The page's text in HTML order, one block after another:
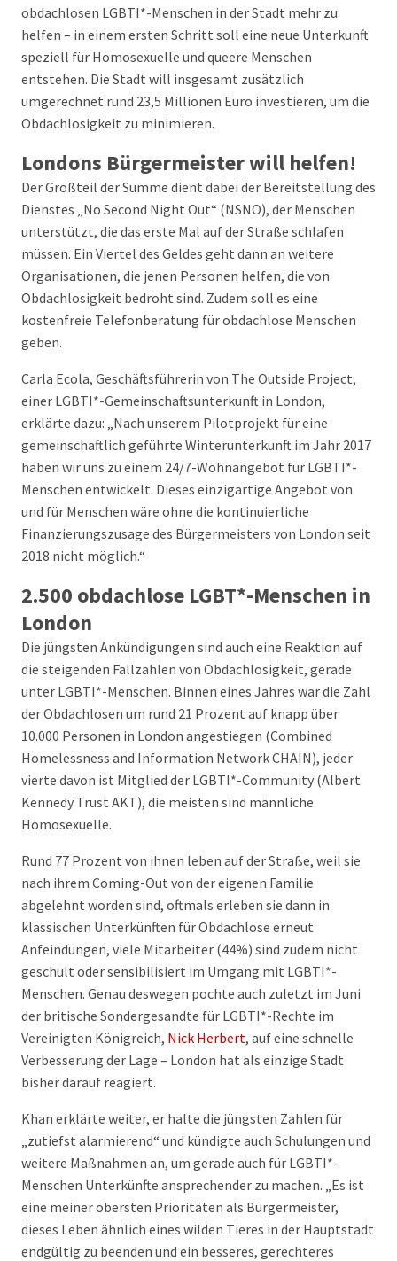
obdachlosen LGBTI*-Menschen in der Stadt mehr zu
helfen – in einem ersten Schritt soll eine neue Unterkunft
speziell für Homosexuelle und queere Menschen
entstehen. Die Stadt will insgesamt zusätzlich
umgerechnet rund 23,5 Millionen Euro investieren, um die
Obdachlosigkeit zu minimieren.
Londons Bürgermeister will helfen!
Der Großteil der Summe dient dabei der Bereitstellung des
Dienstes „No Second Night Out“ (NSNO), der Menschen
unterstützt, die das erste Mal auf der Straße schlafen
müssen. Ein Viertel des Geldes geht dann an weitere
Organisationen, die jenen Personen helfen, die von
Obdachlosigkeit bedroht sind. Zudem soll es eine
kostenfreie Telefonberatung für obdachlose Menschen
geben.
Carla Ecola, Geschäftsführerin von The Outside Project,
einer LGBTI*-Gemeinschaftsunterkunft in London,
erklärte dazu: „Nach unserem Pilotprojekt für eine
gemeinschaftlich geführte Winterunterkunft im Jahr 2017
haben wir uns zu einem 24/7-Wohnangebot für LGBTI*-
Menschen entwickelt. Dieses einzigartige Angebot von
und für Menschen wäre ohne die kontinuierliche
Finanzierungszusage des Bürgermeisters von London seit
2018 nicht möglich.“
2.500 obdachlose LGBT*-Menschen in
London
Die jüngsten Ankündigungen sind auch eine Reaktion auf
die steigenden Fallzahlen von Obdachlosigkeit, gerade
unter LGBTI*-Menschen. Binnen eines Jahres war die Zahl
der Obdachlosen um rund 21 Prozent auf knapp über
10.000 Personen in London angestiegen (Combined
Homelessness and Information Network CHAIN), jeder
vierte davon ist Mitglied der LGBTI*-Community (Albert
Kennedy Trust AKT), die meisten sind männliche
Homosexuelle.
Rund 77 Prozent von ihnen leben auf der Straße, weil sie
nach ihrem Coming-Out von der eigenen Familie
abgelehnt worden sind, oftmals erleben sie dann in
klassischen Unterkünften für Obdachlose erneut
Anfeindungen, viele Mitarbeiter (44%) sind zudem nicht
geschult oder sensibilisiert im Umgang mit LGBTI*-
Menschen. Genau deswegen pochte auch zuletzt im Juni
der britische Sondergesandte für LGBTI*-Rechte im
Vereinigten Königreich, Nick Herbert, auf eine schnelle
Verbesserung der Lage – London hat als einzige Stadt
bisher darauf reagiert.
Khan erklärte weiter, er halte die jüngsten Zahlen für
„zutiefst alarmierend“ und kündigte auch Schulungen und
weitere Maßnahmen an, um gerade auch für LGBTI*-
Menschen Unterkünfte ansprechender zu machen. „Es ist
eine meiner obersten Prioritäten als Bürgermeister,
dieses Leben ähnlich eines wilden Tieres in der Hauptstadt
endgültig zu beenden und ein besseres, gerechteres